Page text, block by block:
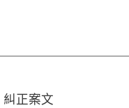
糾正案文